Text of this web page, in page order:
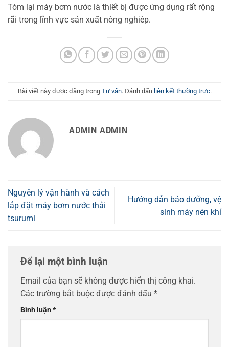
Tóm lại máy bơm nước là thiết bị được ứng dụng rất rộng
rãi trong lĩnh vực sản xuất nông nghiêp.
Bài viết này được đăng trong Tư vấn. Đánh dấu liên kết thường trực.
ADMIN ADMIN
Nguyên lý vận hành và cách
lắp đặt máy bơm nước thải
tsurumi
Hướng dẫn bảo dưỡng, vệ
sinh máy nén khí
Để lại một bình luận
Email của bạn sẽ không được hiển thị công khai.
Các trường bắt buộc được đánh dấu *
Bình luận*